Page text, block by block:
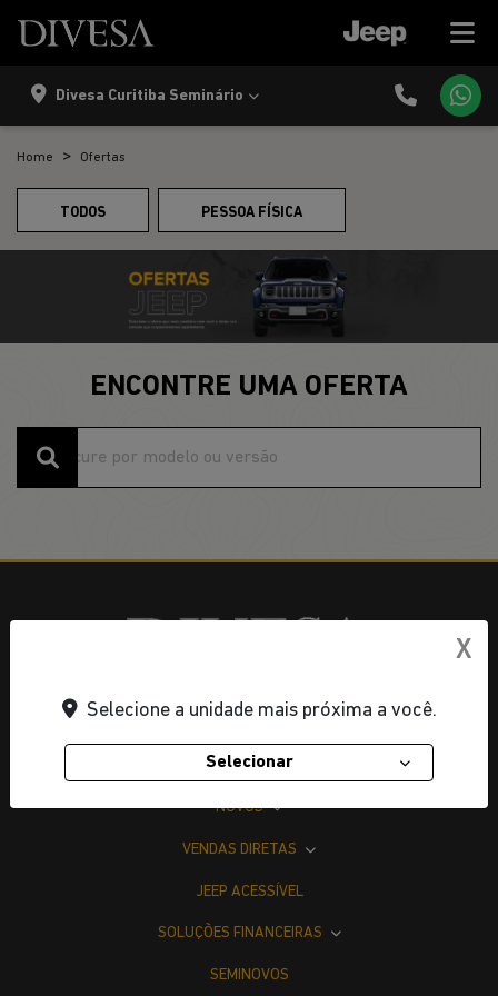
Divesa Curitiba Seminário
Home Ofertas
TODOS PESSOA FÍSICA
ENCONTRE UMA OFERTA
OFERTAS
NOVOS
VENDAS DIRETAS
JEEP ACESSÍVEL
SOLUÇÕES FINANCEIRAS
SEMINOVOS
X
Selecione a unidade mais próxima a você.
Selecionar